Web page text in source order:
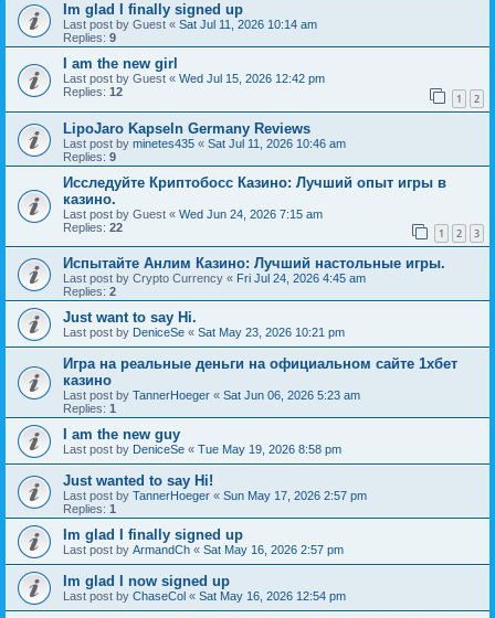
Im glad I finally signed up
Last post by Guest « Sat Jul 11, 2026 10:14 am
Replies: 9
I am the new girl
Last post by Guest « Wed Jul 15, 2026 12:42 pm
Replies: 12 1 2
LipoJaro Kapseln Germany Reviews
Last post by minetes435 « Sat Jul 11, 2026 10:46 am
Replies: 9
Исследуйте Криптобосс Казино: Лучший опыт игры в
казино.
Last post by Guest « Wed Jun 24, 2026 7:15 am
Replies: 22 1 2 3
Испытайте Анлим Казино: Лучший настольные игры.
Last post by Crypto Currency « Fri Jul 24, 2026 4:45 am
Replies: 2
Just want to say Hi.
Last post by DeniceSe « Sat May 23, 2026 10:21 pm
Игра на реальные деньги на официальном сайте 1хбет
казино
Last post by TannerHoeger « Sat Jun 06, 2026 5:23 am
Replies: 1
I am the new guy
Last post by DeniceSe « Tue May 19, 2026 8:58 pm
Just wanted to say Hi!
Last post by TannerHoeger « Sun May 17, 2026 2:57 pm
Replies: 1
Im glad I finally signed up
Last post by ArmandCh « Sat May 16, 2026 2:57 pm
Im glad I now signed up
Last post by ChaseCol « Sat May 16, 2026 12:54 pm